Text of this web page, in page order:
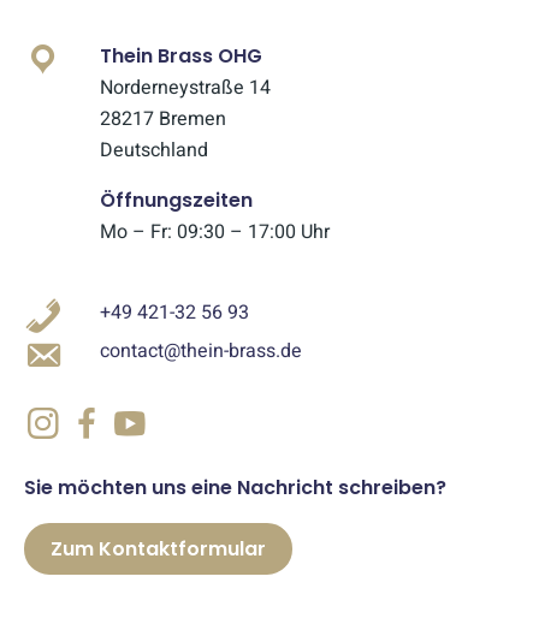
Thein Brass OHG
Norderneystraße 14
28217 Bremen
Deutschland
Öffnungszeiten
Mo – Fr: 09:30 – 17:00 Uhr
+49 421-32 56 93
contact@thein-brass.de
Sie möchten uns eine Nachricht schreiben?
Zum Kontaktformular